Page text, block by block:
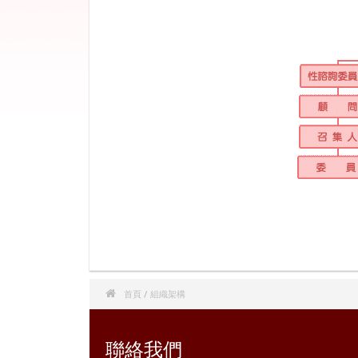
 首頁 / 組織架構
聯絡我們